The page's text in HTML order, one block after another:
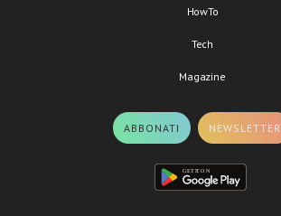
HowTo
Tech
Magazine
ABBONATI NEWSLETTER